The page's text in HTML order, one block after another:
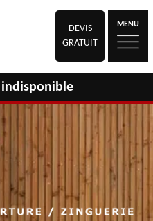
DEVIS
GRATUIT
MENU
indisponible